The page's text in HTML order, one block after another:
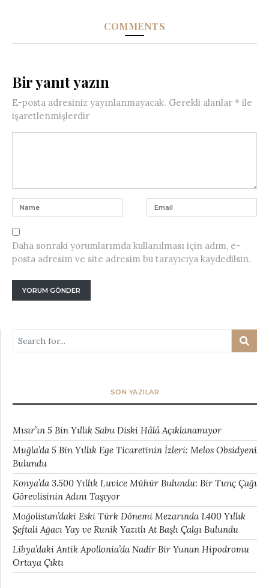
COMMENTS
Bir yanıt yazın
E-posta adresiniz yayınlanmayacak. Gerekli alanlar * ile
işaretlenmişlerdir
Daha sonraki yorumlarımda kullanılması için adım, e-
posta adresim ve site adresim bu tarayıcıya kaydedilsin.
SON YAZILAR
Mısır’ın 5 Bin Yıllık Sabu Diski Hâlâ Açıklanamıyor
Muğla’da 5 Bin Yıllık Ege Ticaretinin İzleri: Melos Obsidyeni
Bulundu
Konya’da 3.500 Yıllık Luvice Mühür Bulundu: Bir Tunç Çağı
Görevlisinin Adını Taşıyor
Moğolistan’daki Eski Türk Dönemi Mezarında 1.400 Yıllık
Şeftali Ağacı Yay ve Runik Yazıtlı At Başlı Çalgı Bulundu
Libya’daki Antik Apollonia’da Nadir Bir Yunan Hipodromu
Ortaya Çıktı